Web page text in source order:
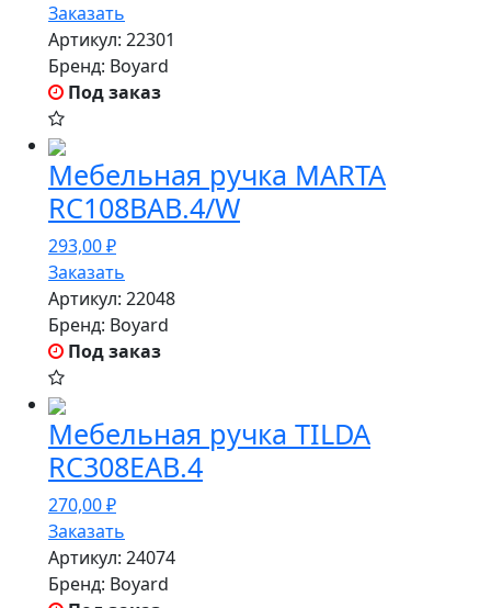
Заказать
Артикул: 22301
Бренд: Boyard
Под заказ
Мебельная ручка MARTA
RC108BAB.4/W
293,00₽
Заказать
Артикул: 22048
Бренд: Boyard
Под заказ
Мебельная ручка TILDA
RC308EAB.4
270,00₽
Заказать
Артикул: 24074
Бренд: Boyard